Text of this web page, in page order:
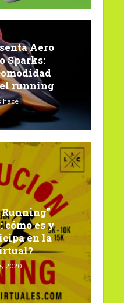
Aero
Sparks:
running
hace
cómo es y
en la
2020